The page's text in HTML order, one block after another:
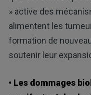
» active des
alimentent les
formation de
soutenir leur
• Les dommages